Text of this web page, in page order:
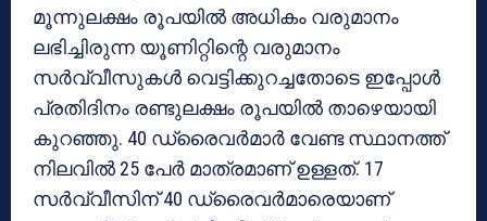
മൂന്നുലക്ഷം രൂപയില്‍ അധികം വരുമാനം
ലഭിച്ചിരുന്ന യൂണിറ്റിന്റെ വരുമാനം
സര്‍വ്വീസുകള്‍ വെട്ടിക്കുറച്ചതോടെ ഇപ്പോള്‍
പ്രതിദിനം രണ്ടുലക്ഷം രൂപയില്‍ താഴെയായി
കുറഞ്ഞു. 40 ഡ്രൈവര്‍മാര്‍ വേണ്ട സ്ഥാനത്ത്
നിലവില്‍ 25 പേര്‍ മാത്രമാണ് ഉള്ളത്. 17
സര്‍വ്വീസിന് 40 ഡ്രൈവര്‍മാരെയാണ്